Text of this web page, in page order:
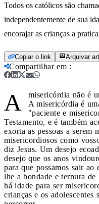
Todos os católicos são
independentemente de sua
encorajar as crianças a
Copiar o link Arquivar
Compartilhar em :
A
misericórdia não é
A misericórdia é
"paciente e
Testamento, e é também
exorta as pessoas a serem
misericordiosos como
diz Jesus. Um desejo
desejo que os anos
para que possamos sair ao
lhe a bondade e ternura
há idade para ser
crianças e os adolescentes